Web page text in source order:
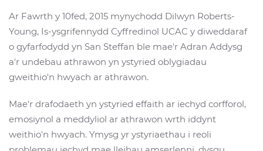
Ar Fawrth y 10fed, 2015 mynychodd Dilwyn Roberts-
Young, Is-ysgrifennydd Cyffredinol UCAC y diweddaraf
o gyfarfodydd yn San Steffan ble mae'r Adran Addysg
a'r undebau athrawon yn ystyried oblygiadau
gweithio'n hwyach ar athrawon.
Mae'r drafodaeth yn ystyried effaith ar iechyd corfforol,
emosiynol a meddyliol ar athrawon wrth iddynt
weithio'n hwyach. Ymysg yr ystyriaethau i reoli